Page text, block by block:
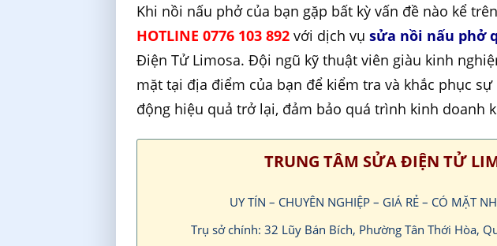
Khi nồi nấu phở của bạn gặp bất kỳ vấn đề nào kể
HOTLINE 0776 103 892 với dịch vụsửa nồi nấu phở
Điện Tử Limosa. Đội ngũ kỹ thuật viên giàu kinh
mặt tại địa điểm của bạn để kiểm tra và khắc phục
động hiệu quả trở lại, đảm bảo quá trình kinh doanh
TRUNG TÂM SỬA ĐIỆN TỬ
UY TÍN – CHUYÊN NGHIỆP – GIÁ RẺ – CÓ MẶT
Trụ sở chính: 32 Lũy Bán Bích, Phường Tân Thới Hòa,